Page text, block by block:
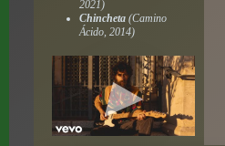
2021)
Chincheta(Camino
Ácido, 2014)